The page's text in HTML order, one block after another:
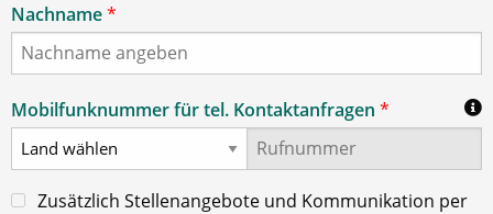
Nachname*
Mobilfunknummer für tel. Kontaktanfragen *
Zusätzlich Stellenangebote und Kommunikation per